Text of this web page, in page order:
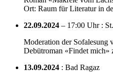
Ort: Raum für Literatur in
22.09.2024 – 17:00 Uhr :
Moderation der Sofalesung
Debütroman «Findet mich»
13.09.2024 : Bad Ragaz